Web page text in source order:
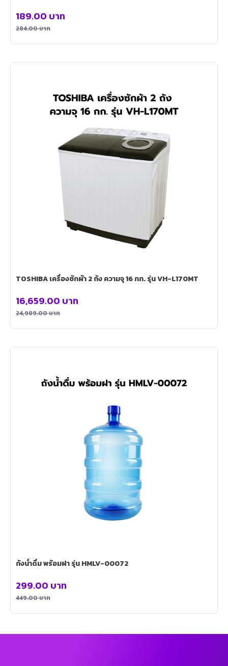
284.00บาท
189.00 บาท
TOSHIBA เครื่องซักผ้า 2 ถัง ความจุ 16 กก. รุ่น VH-L170MT
24,989.00บาท
16,659.00 บาท
ถังน้ำดื่ม พร้อมฝา รุ่น HMLV-00072
449.00บาท
299.00 บาท